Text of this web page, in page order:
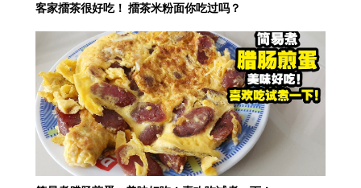
客家擂茶很好吃！ 擂茶米粉面你吃过吗？